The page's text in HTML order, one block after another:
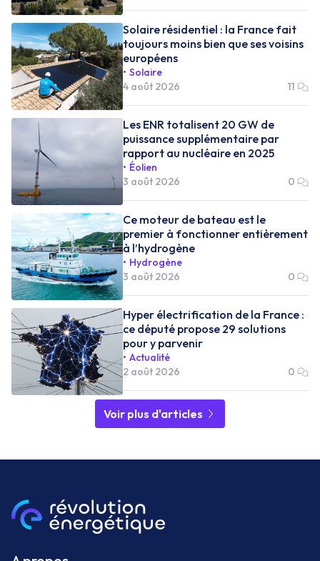
Solaire résidentiel : la France fait
toujours moins bien que ses voisins
européens
Solaire
4 août 2026
11
Les ENR totalisent 20 GW de
puissance supplémentaire par
rapport au nucléaire en 2025
Éolien
3 août 2026
0
Ce moteur de bateau est le
premier à fonctionner entièrement
à l’hydrogène
Hydrogène
3 août 2026
0
Hyper électrification de la France :
ce député propose 29 solutions
pour y parvenir
Actualité
2 août 2026
0
Voir plus d'articles